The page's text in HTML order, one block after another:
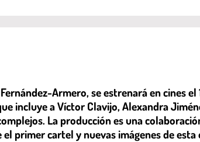
Armero, se estrenará en cines
incluye a Víctor Clavijo, Alexandra
La producción es una
primer cartel y nuevas imágenes de